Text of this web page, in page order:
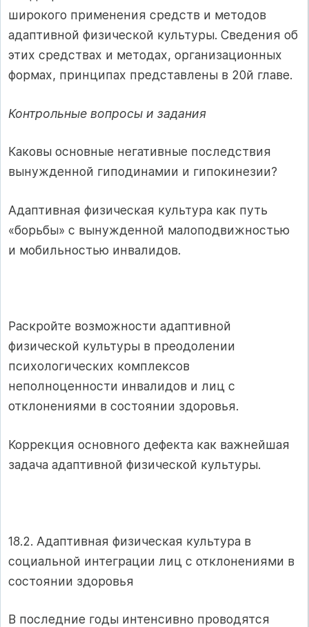
широкого применения средств и методов
адаптивной физической культуры. Сведения об
этих средствах и методах, организационных
формах, принципах представлены в 20й главе.
Контрольные вопросы и задания
Каковы основные негативные последствия
вынужденной гиподинамии и гипокинезии?
Адаптивная физическая культура как путь
«борьбы» с вынужденной малоподвижностью
и мобильностью инвалидов.
Раскройте возможности адаптивной
физической культуры в преодолении
психологических комплексов
неполноценности инвалидов и лиц с
отклонениями в состоянии здоровья.
Коррекция основного дефекта как важнейшая
задача адаптивной физической культуры.
18.2. Адаптивная физическая культура в
социальной интеграции лиц с отклонениями в
состоянии здоровья
В последние годы интенсивно проводятся